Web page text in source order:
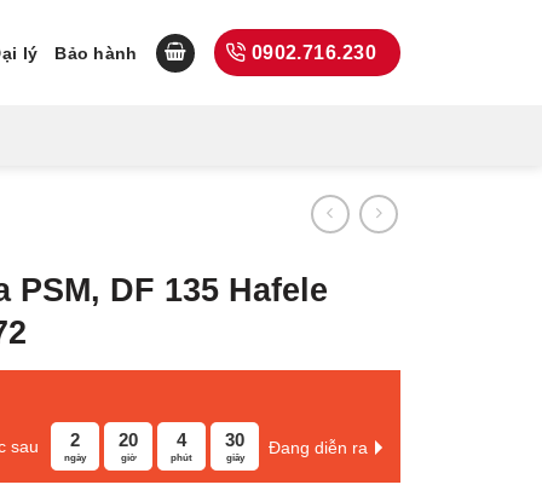
lý Bảo hành 0902.716.230
PSM, DF 135 Hafele
sau 2
ngày
20
giờ
4
phút
29
giây
Đang diễn ra